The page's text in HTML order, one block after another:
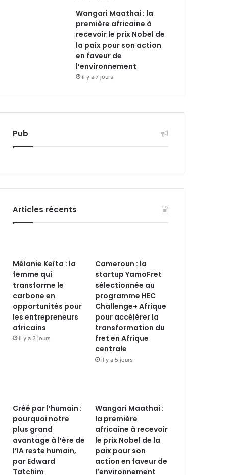
Wangari Maathai : la
première africaine à
recevoir le prix Nobel de
la paix pour son action
en faveur de
l’environnement
il y a 7 jours
Pub
Articles récents
Mélanie Keïta : la
femme qui
transforme le
carbone en
opportunités pour
les entrepreneurs
africains
il y a 3 jours
Cameroun : la
startup YamoFret
sélectionnée au
programme HEC
Challenge+ Afrique
pour accélérer la
transformation du
fret en Afrique
centrale
il y a 5 jours
Créé par l’humain :
pourquoi notre
plus grand
avantage à l’ère de
l’IA reste humain,
par Edward
Tatchim
Wangari Maathai :
la première
africaine à recevoir
le prix Nobel de la
paix pour son
action en faveur de
l’environnement